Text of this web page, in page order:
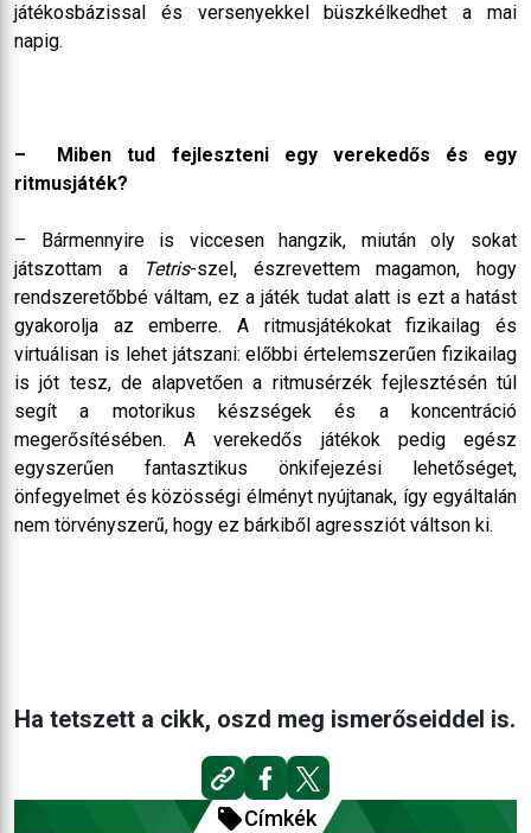
játékosbázissal és versenyekkel büszkélkedhet a mai
napig.
– Miben tud fejleszteni egy verekedős és egy
ritmusjáték?
– Bármennyire is viccesen hangzik, miután oly sokat
játszottam a
Tetris-szel, észrevettem magamon, hogy
rendszeretőbbé váltam, ez a játék tudat alatt is ezt a hatást
gyakorolja az emberre. A ritmusjátékokat fizikailag és
virtuálisan is lehet játszani: előbbi értelemszerűen fizikailag
is jót tesz, de alapvetően a ritmusérzék fejlesztésén túl
segít a motorikus készségek és a koncentráció
megerősítésében. A verekedős játékok pedig egész
egyszerűen fantasztikus önkifejezési lehetőséget,
önfegyelmet és közösségi élményt nyújtanak, így egyáltalán
nem törvényszerű, hogy ez bárkiből agressziót váltson ki.
Ha tetszett a cikk, oszd meg ismerőseiddel is.
Címkék